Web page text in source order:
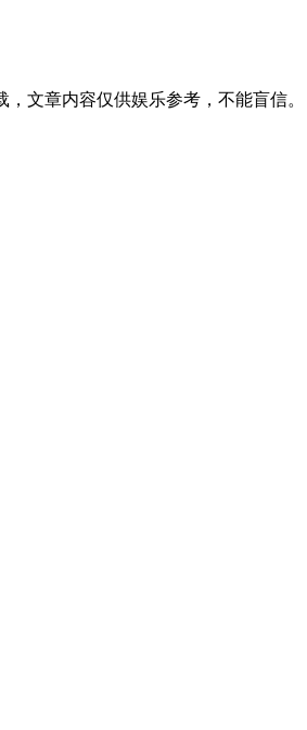
文章内容仅供娱乐参考，不能盲信。